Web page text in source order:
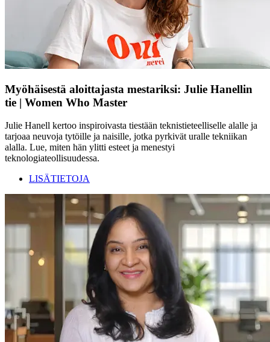
Myöhäisestä aloittajasta mestariksi: Julie Hanellin
tie | Women Who Master
Julie Hanell kertoo inspiroivasta tiestään teknistieteelliselle alalle ja
tarjoaa neuvoja tytöille ja naisille, jotka pyrkivät uralle tekniikan
alalla. Lue, miten hän ylitti esteet ja menestyi
teknologiateollisuudessa.
LISÄTIETOJA